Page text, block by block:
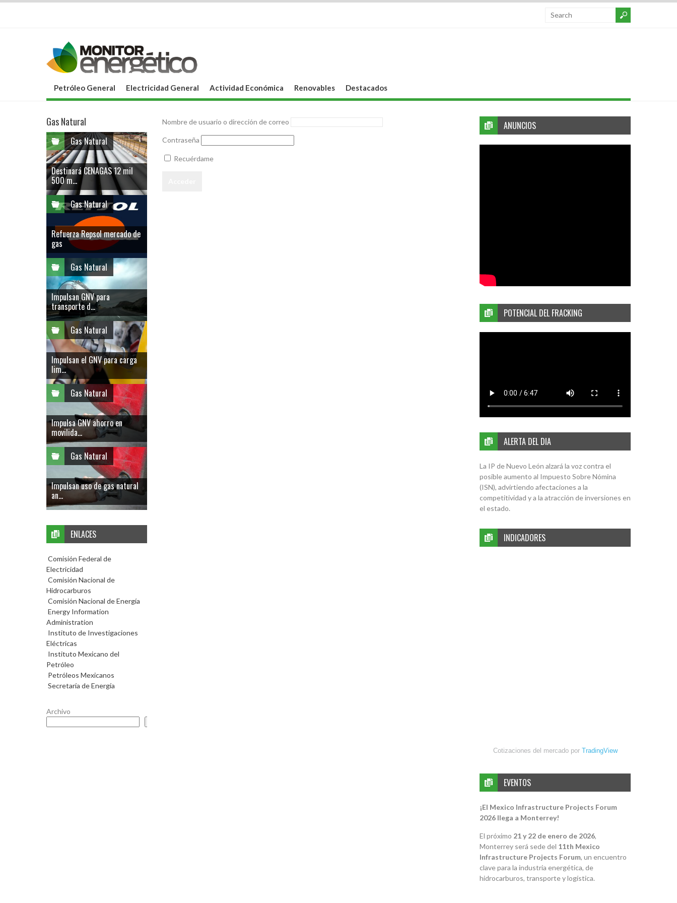
Petróleo General Electricidad General Actividad Económica Renovables Destacados
Nombre de usuario o dirección de correo
Contraseña
Recuérdame
ANUNCIOS
POTENCIAL DEL FRACKING
ALERTA DEL DIA
La IP de Nuevo León alzará la voz contra el
posible aumento al Impuesto Sobre Nómina
(ISN), advirtiendo afectaciones a la
competitividad y a la atracción de inversiones en
el estado.
INDICADORES
Cotizaciones del mercado por TradingView
EVENTOS
¡El Mexico Infrastructure Projects Forum
2026 llega a Monterrey!
El próximo 21 y 22 de enero de 2026,
Monterrey será sede del 11th Mexico
Infrastructure Projects Forum, un encuentro
clave para la industria energética, de
hidrocarburos, transporte y logística.
Gas Natural
Gas Natural
Destinará CENAGAS 12 mil
500 m...
Gas Natural
Refuerza Repsol mercado de
gas
Gas Natural
Impulsan GNV para
transporte d...
Gas Natural
Impulsan el GNV para carga
lim...
Gas Natural
Impulsa GNV ahorro en
movilida...
Gas Natural
Impulsan uso de gas natural
an...
ENLACES
Comisión Federal de
Electricidad
Comisión Nacional de
Hidrocarburos
Comisión Nacional de Energía
Energy Information
Administration
Instituto de Investigaciones
Eléctricas
Instituto Mexicano del
Petróleo
Petróleos Mexicanos
Secretaría de Energía
Archivo